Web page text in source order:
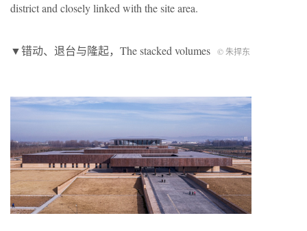
district and closely linked with the site area.
▼错动、退台与隆起，The stacked volumes © 朱捍东